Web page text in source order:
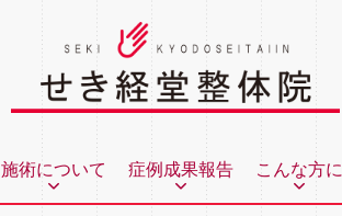
施術について 症例成果報告 こんな方に